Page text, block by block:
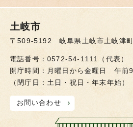
土岐市
〒509-5192 岐阜県土岐市土岐津
電話番号：0572-54-1111（代表）
開庁時間：月曜日から金曜日 午前
（閉庁日：土日・祝日・年末年始）
お問い合わせ